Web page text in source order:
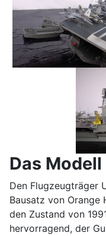
Das Modell
Den Flugzeugträger
Bausatz von
den Zustand von
hervorragend, der